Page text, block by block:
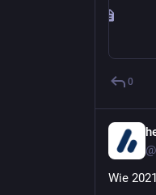
0
Wie